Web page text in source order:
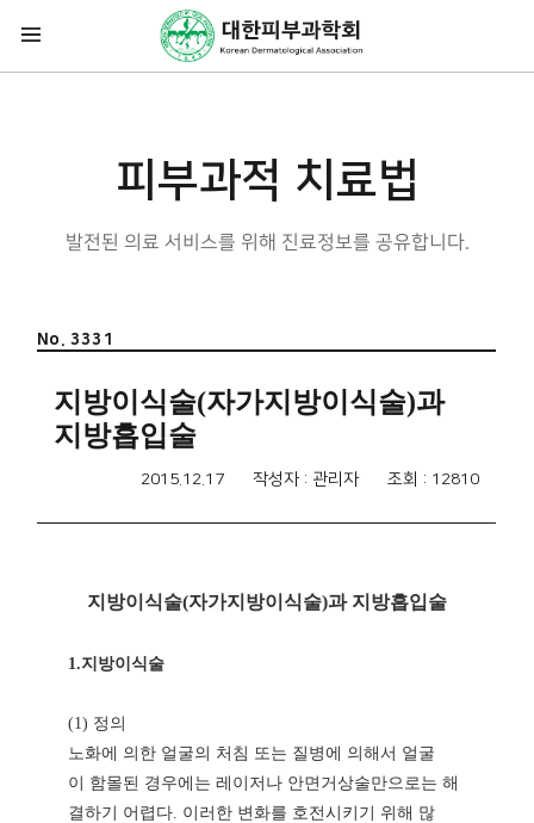
피부과적 치료법
발전된 의료 서비스를 위해 진료정보를 공유합니다.
No. 3331
지방이식술(자가지방이식술)과
지방흡입술
2015.12.17 작성자 : 관리자 조회 : 12810
지 방이식술(자가지방이식술)과 지방흡입술
1.지방이식술
(1) 정의
노화에 의한 얼굴의 처침 또는 질병에 의해서 얼굴
이 함몰된 경우에는 레이저나 안면거상술만으로는 해
결하기 어렵다. 이러한 변화를 호전시키기 위해 많